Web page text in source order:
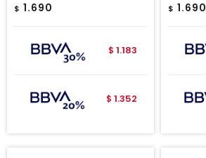
$ 1.690
$ 1.183
$ 1.352
$ 1.690